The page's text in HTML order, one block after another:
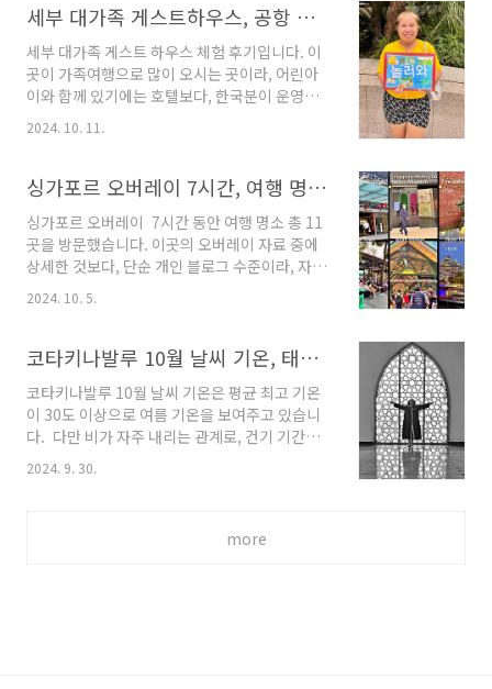
를 받기도 했습니다. 영어 회..
주가 있고 그중에 9개의 주에 우리가 말하는 술탄
(Sultan)이 있습니다. 말레이시아는 특이하게,
이 나라를 대표하는 왕을 9명의 술탄이 돌아가면
서 5년 임기로 유지되고 있습니다. 태국 왕만큼은
아니지만, 어느 정도 중요한 역할이 있어, 정치적
으로 약간의 영향을 미치기도 합니다. 그중에 하
추천에 의해 이뤄지지만, 왕의 최종 결..
세부 대가족 게스트하우스, 공항 무료 픽업, 샌딩, 조식, 0.5박 , 장, 단점, 심카드, 이심 가격
세부 대가족 게스트 하우스 체험 후기입니다. 이
곳이 가족여행으로 많이 오시는 곳이라, 어린아
이와 함께 있기에는 호텔보다, 한국분이 운영하
요. 세부 여행 명소 여행 지도 세부 대가족 게
봤고, 지낸 숙소가 한국분이 운영하시는 게스트
하우스입니다. 근데, 방이 매우 코고, 전체적으로
넓어서, 좀 신기하게 생각했는데, 제가 사는 곳이,
부촌으로 출, 입구에 보안 요원이 있는 곳이었어
요. 그리고 제가 머무는 집은 50년 넘은 옛날 방
식의 집이라 넓고 편하게 설계되어 있다고 하시
만났는데, 새로운 건물에는 냄새가 나지 않은 환
경 호..
2024. 10. 11.
싱가포르 오버레이 7시간, 여행 명소 11곳, 총 경비, 공항 시내 교통 정보
싱가포르 오버레이 7시간 동안 여행 명소 총 11
곳을 방문했습니다. 이곳의 오버레이 자료 중에
상세한 것보다, 단순 개인 블로그 수준이라, 자료
네요. 싱가포르 관광명소 20곳 정리 지도 싱
싱가포르 도착, 당일 저녁 비행기로 세부에 도착
하는 일정으로 머무는 시간은 9시간이지만, 2시
간 전에 공항으로 도착해야 하기 때문에 대략 일
곱 시간 동안 일곱 곳의 명소를 볼 계획이었습니
다. 가장 핵심은 많은 사람들에게 유명한 맛집 송
파 바쿠테를 먹는 것이고, 저녁 리버 크루즈로 야
2024. 10. 5.
코타키나발루 10월 날씨 기온, 태풍, 비, 습도, 공항 새벽 출발 투어, 교통수단
코타키나발루 10월 날씨 기온은 평균 최고 기온
이 30도 이상으로 여름 기온을 보여주고 있습니
다. 다만 비가 자주 내리는 관계로, 건기 기간에
비해, 덜 덥기도 합니다. 여행 정보도 함께 보겠습
니다. 코타키나발루 10월 날씨 기온이곳의 기
와 현지 풍경과 함께 짧게 잘 정리한 자료가 있어
2024. 9. 30.
more